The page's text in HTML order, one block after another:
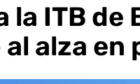
la ITB
alza